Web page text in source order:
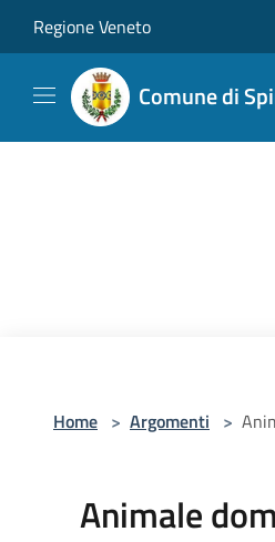
Regione Veneto
Comune di
Home > Argomenti >
Animale